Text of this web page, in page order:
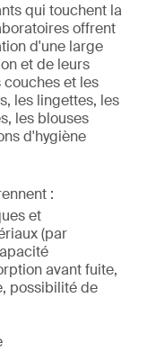
qui touchent la
offrent
d'une large
et de leurs
et les
les lingettes, les
les blouses
d'hygiène
:
et
(par
avant fuite,
possibilité de